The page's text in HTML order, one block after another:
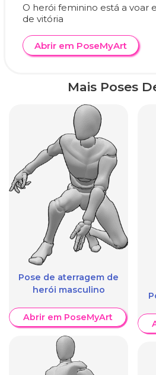
O herói feminino está a voar
de vitória
Abrir em PoseMyArt
Mais Poses
Pose de aterragem de
herói masculino
Abrir em PoseMyArt